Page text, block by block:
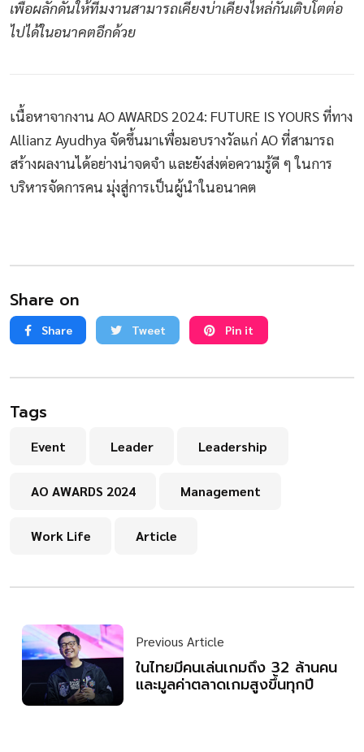
เพื่อผลักดันให้ทีมงานสามารถเคียงบ่าเคียงไหล่กันเติบโตต่อ
ไปได้ในอนาคตอีกด้วย
เนื้อหาจากงาน AO AWARDS 2024: FUTURE IS YOURS ที่ทาง
Allianz Ayudhya จัดขึ้นมาเพื่อมอบรางวัลแก่ AO ที่สามารถ
สร้างผลงานได้อย่างน่าจดจำ และยังส่งต่อความรู้ดี ๆ ในการ
บริหารจัดการคน มุ่งสู่การเป็นผู้นำในอนาคต
Share on
Share Tweet Pin it
Tags
Event Leader Leadership
AO AWARDS 2024 Management
Work Life Article
Previous Article
ในไทยมีคนเล่นเกมถึง 32 ล้านคน
และมูลค่าตลาดเกมสูงขึ้นทุกปี